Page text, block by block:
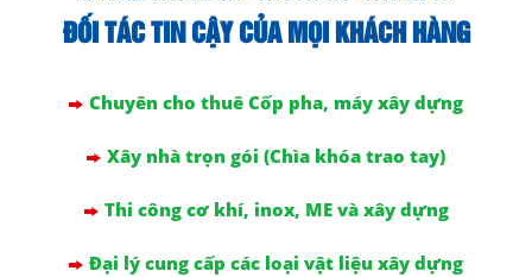
ĐỐI TÁC TIN CẬY CỦA MỌI KHÁCH HÀNG
Chuyên cho thuê Cốp pha, máy xây dựng
Xây nhà trọn gói (Chìa khóa trao tay)
Thi công cơ khí, inox, ME và xây dựng
Đại lý cung cấp các loại vật liệu xây dựng